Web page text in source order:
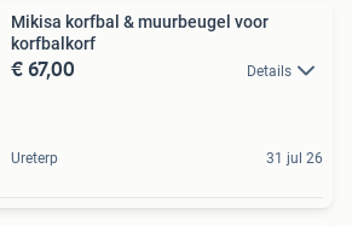
Mikisa korfbal & muurbeugel voor
korfbalkorf
€ 67,00 Details
Ureterp 31 jul 26